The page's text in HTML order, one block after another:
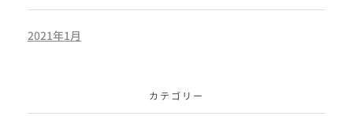
2021年1月
カテゴリー